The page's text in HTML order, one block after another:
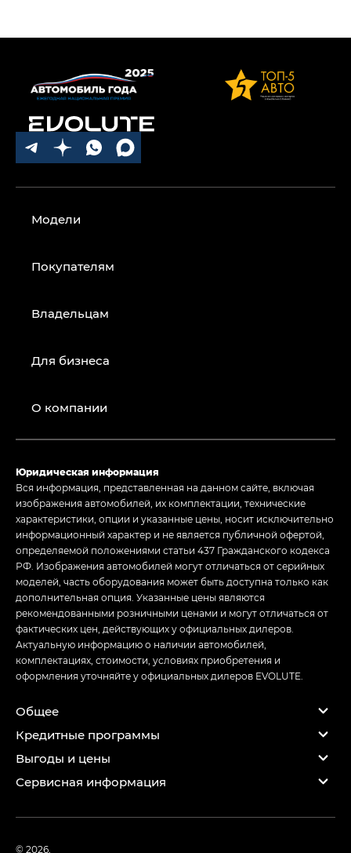
Модели
Покупателям
Владельцам
Для бизнеса
О компании
Юридическая информация
Вся информация, представленная на данном сайте, включая
изображения автомобилей, их комплектации, технические
характеристики, опции и указанные цены, носит исключительно
информационный характер и не является публичной офертой,
определяемой положениями статьи 437 Гражданского кодекса
РФ. Изображения автомобилей могут отличаться от серийных
моделей, часть оборудования может быть доступна только как
дополнительная опция. Указанные цены являются
рекомендованными розничными ценами и могут отличаться от
фактических цен, действующих у официальных дилеров.
Актуальную информацию о наличии автомобилей,
комплектациях, стоимости, условиях приобретения и
оформления уточняйте у официальных дилеров EVOLUTE.
Общее
Кредитные программы
Выгоды и цены
Сервисная информация
© 2026,